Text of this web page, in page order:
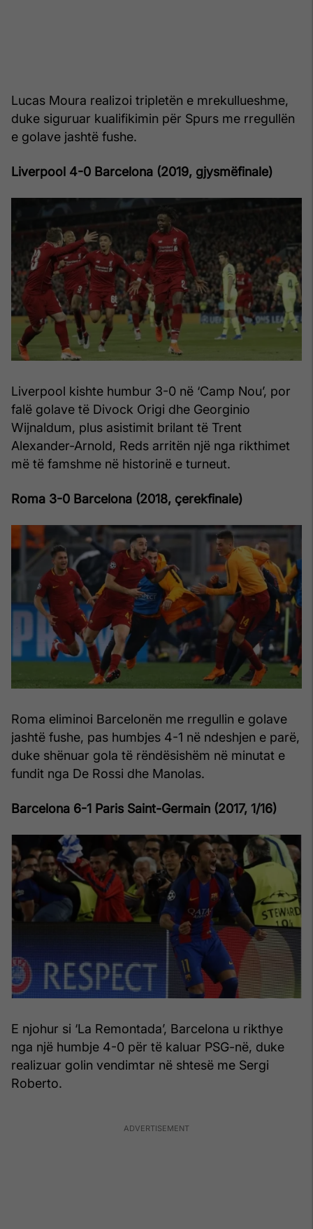
Lucas Moura realizoi tripletën e mrekullueshme,
duke siguruar kualifikimin për Spurs me rregullën
e golave jashtë fushe.
Liverpool 4-0 Barcelona (2019, gjysmëfinale)
Liverpool kishte humbur 3-0 në ‘Camp Nou’, por
falë golave të Divock Origi dhe Georginio
Wijnaldum, plus asistimit brilant të Trent
Alexander-Arnold, Reds arritën një nga rikthimet
më të famshme në historinë e turneut.
Roma 3-0 Barcelona (2018, çerekfinale)
Roma eliminoi Barcelonën me rregullin e golave
jashtë fushe, pas humbjes 4-1 në ndeshjen e parë,
duke shënuar gola të rëndësishëm në minutat e
fundit nga De Rossi dhe Manolas.
Barcelona 6-1 Paris Saint-Germain (2017, 1/16)
E njohur si ‘La Remontada’, Barcelona u rikthye
nga një humbje 4-0 për të kaluar PSG-në, duke
realizuar golin vendimtar në shtesë me Sergi
Roberto.